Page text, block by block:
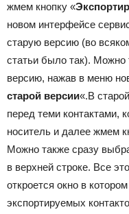
жмем кнопку «
новом интерфейсе
старую версию (во
статьи было так). Можно
версию, нажав в меню
старой версии«.В
перед теми контактами,
носитель и далее жмем
Можно также сразу
в верхней строке. Все
откроется окно в
экспортируемых